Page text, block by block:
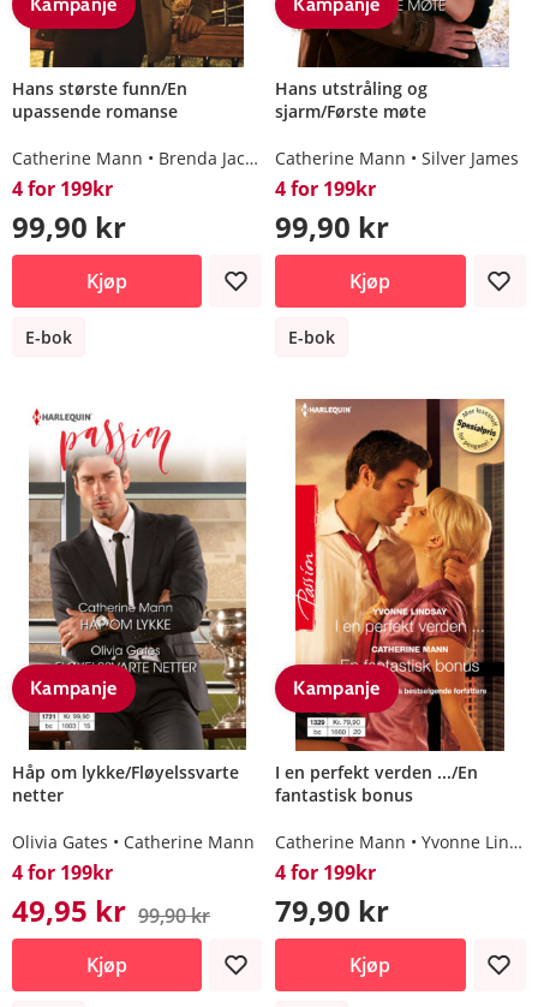
Hans største funn/En
upassende romanse
Catherine Mann Brenda Jackson
4 for 199kr
99,90 kr
Kjøp
E-bok
Hans utstråling og
sjarm/Første møte
Catherine Mann Silver James
4 for 199kr
99,90 kr
Kjøp
E-bok
Kampanje
Håp om lykke/Fløyelssvarte
netter
Olivia Gates Catherine Mann
4 for 199kr
49,95 kr 99,90 kr
Kjøp
Kampanje
I en perfekt verden .../En
fantastisk bonus
Catherine Mann Yvonne Lindsay
4 for 199kr
79,90 kr
Kjøp